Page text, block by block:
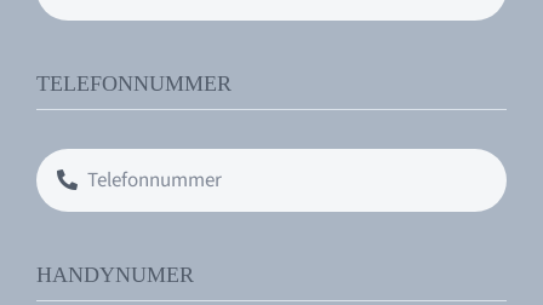
TELEFONNUMMER
HANDYNUMER